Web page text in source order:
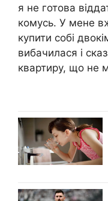
я не готова
комусь. У мене
купити собі
вибачилася і
квартиру, що не